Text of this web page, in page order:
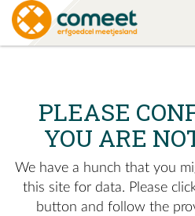
PLEASE
YOU ARE
We have a hunch that you
this site for data. Please
button and follow the